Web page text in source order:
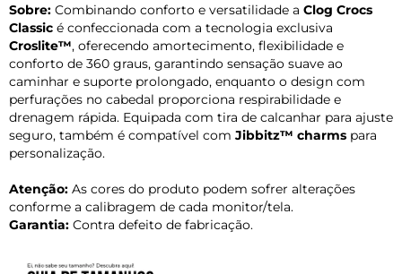
Sobre: Combinando conforto e versatilidade a Clog Crocs
Classic é confeccionada com a tecnologia exclusiva
Croslite™, oferecendo amortecimento, flexibilidade e
conforto de 360 graus, garantindo sensação suave ao
caminhar e suporte prolongado, enquanto o design com
perfurações no cabedal proporciona respirabilidade e
drenagem rápida. Equipada com tira de calcanhar para ajuste
seguro, também é compatível com Jibbitz™ charms para
personalização.
Atenção: As cores do produto podem sofrer alterações
conforme a calibragem de cada monitor/tela.
Garantia: Contra defeito de fabricação.